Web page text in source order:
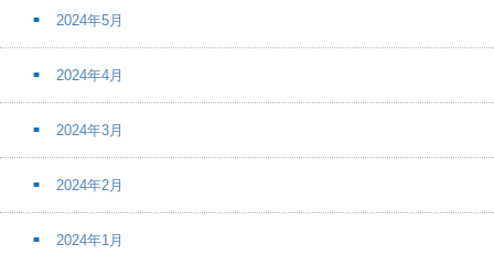
2024年5月
2024年4月
2024年3月
2024年2月
2024年1月